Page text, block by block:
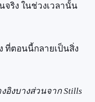
ริง ในช่วงเวลานั้น
ที่ตอนนี้กลายเป็นสิ่ง
อิงบางส่วนจาก Stills